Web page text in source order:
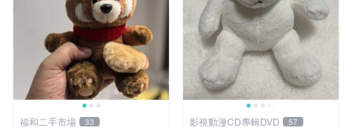
福和二手市場 33 影視動漫CD專輯DVD 57